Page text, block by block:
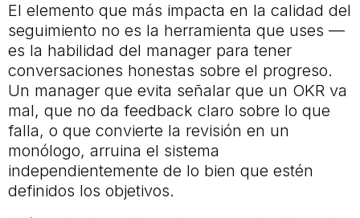
El elemento que más impacta en la calidad del
seguimiento no es la herramienta que uses —
es la habilidad del manager para tener
conversaciones honestas sobre el progreso.
Un manager que evita señalar que un OKR va
mal, que no da feedback claro sobre lo que
falla, o que convierte la revisión en un
monólogo, arruina el sistema
independientemente de lo bien que estén
definidos los objetivos.